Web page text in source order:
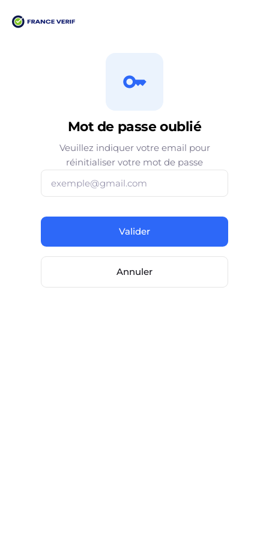
Mot de passe oublié
Veuillez indiquer votre email pour
réinitialiser votre mot de passe
Valider
Annuler